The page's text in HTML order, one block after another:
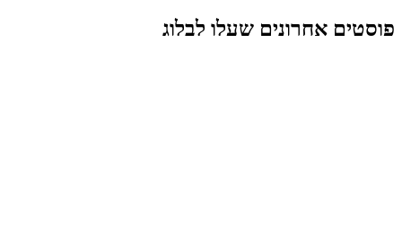
פוסטים אחרונים שעלו לבלוג